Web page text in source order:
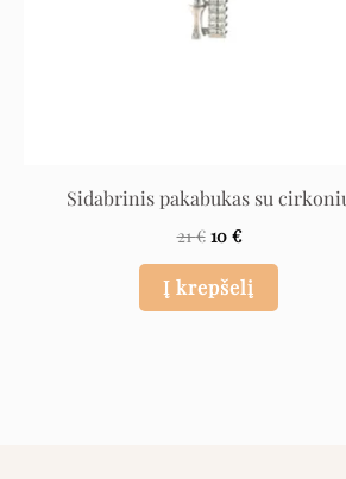
Sidabrinis pakabukas su
21€ 10 €
Į krepšelį